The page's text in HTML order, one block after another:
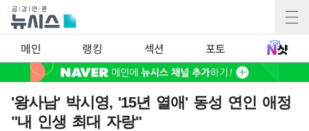
메인 랭킹 섹션 포토
'왕사남' 박시영, '15년 열애' 동성 연인 애정
"내 인생 최대 자랑"